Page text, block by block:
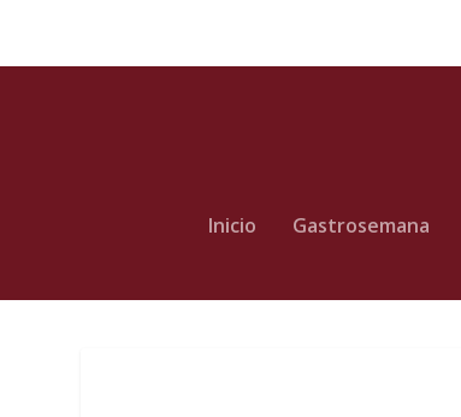
Inicio Gastrosemana